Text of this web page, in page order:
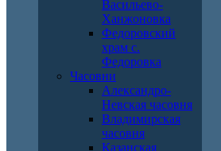
Васильево-
Ханжоновка
Федоровский
храм с.
Федоровка
Часовни
Александро-
Невская часовня
Владимирская
часовня
Казанская